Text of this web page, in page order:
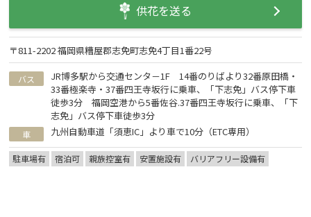
供花を送る
〒811-2202 福岡県糟屋郡志免町志免4丁目1番22号
バス
JR博多駅から交通センタ－1F 14番のりばより32番原田橋・
33番極楽寺・37番四王寺坂行に乗車、「下志免」バス停下車
徒歩3分 福岡空港から5番佐谷.37番四王寺坂行に乗車、「下
志免」バス停下車徒歩3分
車 九州自動車道「須恵IC」より車で10分（ETC専用）
駐車場有 宿泊可 親族控室有 安置施設有 バリアフリー設備有